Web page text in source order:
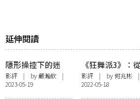
延伸閱讀
隱形操控下的迷
失、救贖與反抗
——評《狂舞派3》
影評 | by嚴瀚欽 |
2023-05-19
《狂舞派3》：
夢想拉到現實
影評| by何兆彬
2022-05-18